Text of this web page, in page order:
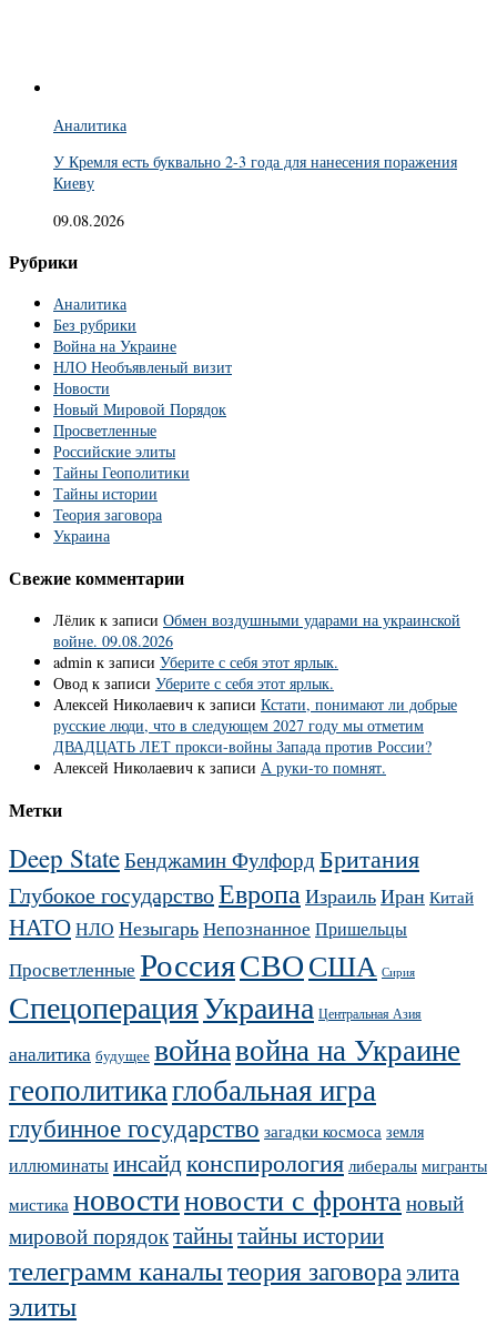
Аналитика
У Кремля есть буквально 2-3 года для нанесения поражения
Киеву
09.08.2026
Рубрики
Аналитика
Без рубрики
Война на Украине
НЛО Необъявленый визит
Новости
Новый Мировой Порядок
Просветленные
Российские элиты
Тайны Геополитики
Тайны истории
Теория заговора
Украина
Свежие комментарии
Лёлик к записи Обмен воздушными ударами на украинской
войне. 09.08.2026
admin к записи Уберите с себя этот ярлык.
Овод к записи Уберите с себя этот ярлык.
Алексей Николаевич к записи Кстати, понимают ли добрые
русские люди, что в следующем 2027 году мы отметим
ДВАДЦАТЬ ЛЕТ прокси-войны Запада против России?
Алексей Николаевич к записи А руки-то помнят.
Метки
Deep StateБенджамин ФулфордБритания
Глубокое государствоЕвропаИзраильИран Китай
НАТОНЛО НезыгарьНепознанное Пришельцы
Просветленные РоссияСВОСША Сирия
СпецоперацияУкраина Центральная Азия
аналитика будущее войнавойна на Украине
геополитикаглобальная игра
глубинное государство загадки космоса земля
иллюминатыинсайдконспирология либералы мигранты
мистика новостиновости с фронтановый
мировой порядоктайнытайны истории
телеграмм каналытеория заговораэлита
элиты